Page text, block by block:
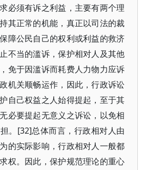
必须有诉之利益，主要有两个理
其正常的机能，真正以司法的裁
障公民自己的权利或利益的救济
不当的滥诉，保护相对人及其他
免于因滥诉而耗费人力物力应诉
机关顺畅运作，因此，行政诉讼
自己权益之人始得提起，至于其
必要提起无意义之诉讼，以免相
。[32]总体而言，行政相对人由
的实际影响，行政相对人一般都
权。因此，保护规范理论的重心